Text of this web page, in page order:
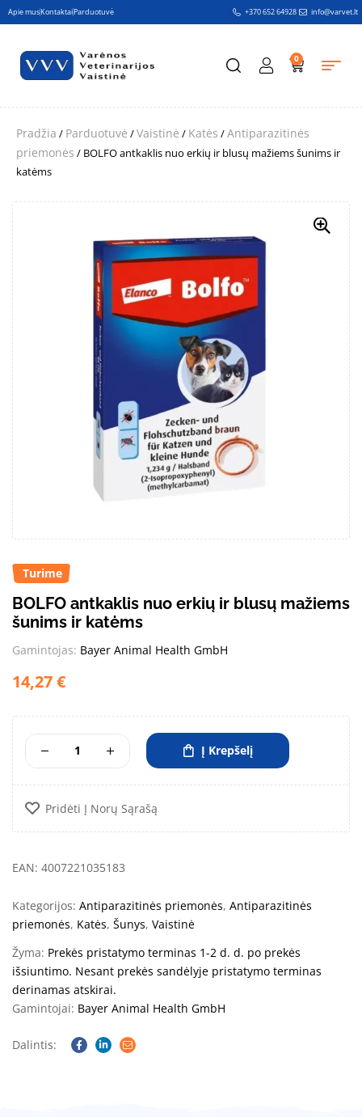
Apie musKontaktaiParduotuvė +370 652 64928 info@varvet.lt
0
Pradžia / Parduotuvė /Vaistinė / Katės /Antiparazitinės
priemonės / BOLFO antkaklis nuo erkių ir blusų mažiems šunims ir
katėms
Turime
BOLFO antkaklis nuo erkių ir blusų mažiems
šunims ir katėms
Gamintojas: Bayer Animal Health GmbH
14,27€
Į Krepšelį
Pridėti Į Norų Sąrašą
EAN: 4007221035183
Kategorijos: Antiparazitinės priemonės, Antiparazitinės
priemonės, Katės, Šunys, Vaistinė
Žyma: Prekės pristatymo terminas 1-2 d. d. po prekės
išsiuntimo. Nesant prekės sandėlyje pristatymo terminas
derinamas atskirai.
Gamintojai: Bayer Animal Health GmbH
Dalintis:
Facebook
Linkedin
Email